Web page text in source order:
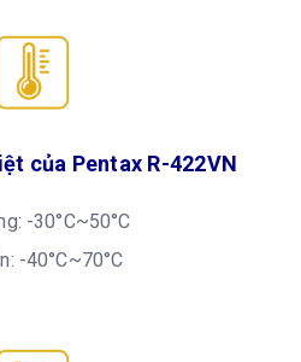
của Pentax R-422VN
-30°C~50°C
-40°C~70°C